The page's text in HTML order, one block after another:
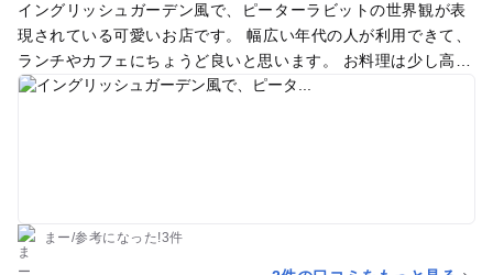
イングリッシュガーデン風で、ピーターラビットの世界観が表
現されている可愛いお店です。 幅広い年代の人が利用できて、
ランチやカフェにちょうど良いと思います。 お料理は少し高め
ですが、場所柄と味も美味しいので満足出来ます。
まー/参考に なった!3件